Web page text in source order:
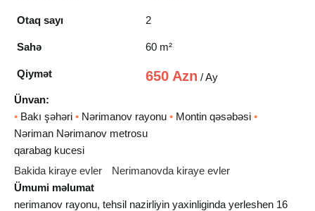
Otaq sayı 2
Sahə 60 m²
Qiymət 650 Azn / Ay
Ünvan:
• Bakı şəhəri • Nərimanov rayonu • Montin qəsəbəsi •
Nəriman Nərimanov metrosu
qarabag kucesi
Bakida kiraye evler
Nerimanovda kiraye evler
Ümumi məlumat
nerimanov rayonu, tehsil nazirliyin yaxinliginda yerleshen 16